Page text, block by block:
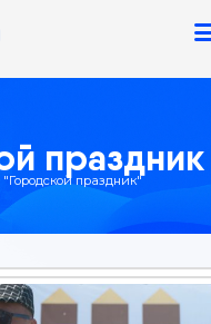
праздник
праздник"